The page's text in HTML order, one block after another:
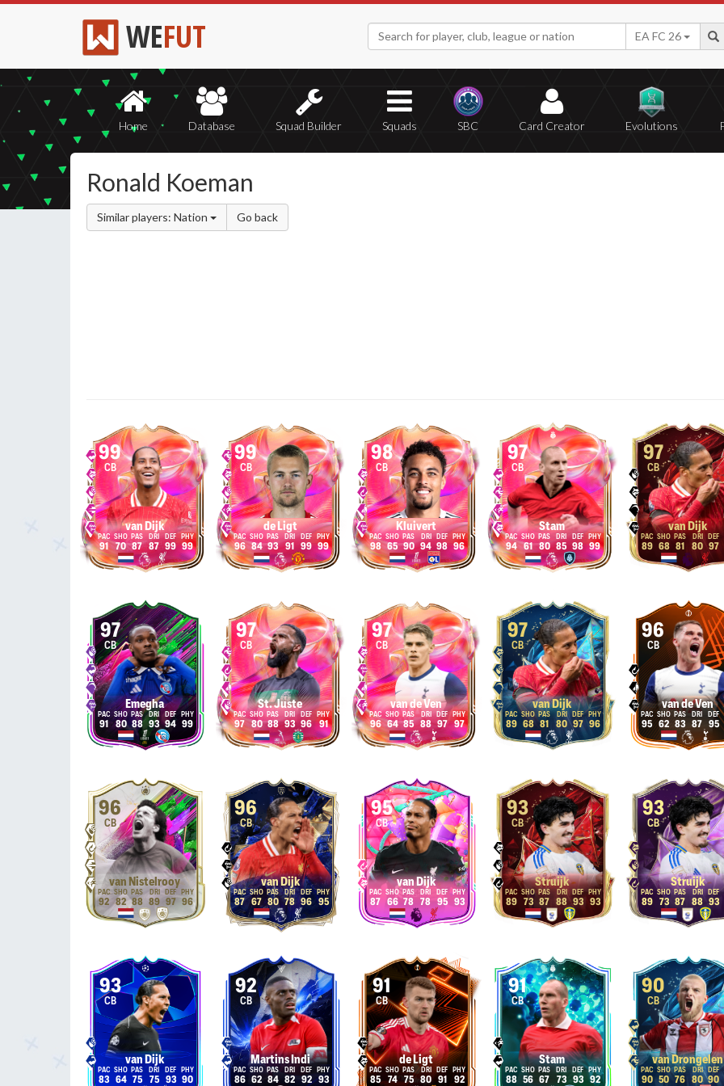
WEFUT EA FC 26
Home Database Squad Builder Squads SBC Card Creator Evolutions
Ronald Koeman
Similar players: Nation Go back
99
CB
van Dijk
91 70 87 87 99 99
99
CB
de Ligt
96 84 93 91 99 99
98
CB
Kluivert
98 65 90 94 98 96
97
CB
Stam
94 61 80 85 98 99
97
CB
van Dijk
89 68 81 80 97
97
CB
Emegha
91 80 88 93 94 99
97
CB
St. Juste
97 80 88 93 96 91
97
CB
van de Ven
96 64 85 88 97 97
97
CB
van Dijk
89 68 81 80 97 96
96
CB
van de Ven
95 62 83 87 95
96
CB
van Nistelrooy
92 82 88 89 97 96
96
CB
van Dijk
87 67 80 78 96 95
95
CB
van Dijk
87 66 78 78 95 93
93
CB
Struijk
89 73 87 88 93 93
93
CB
Struijk
89 73 87 88 93
93
CB
van Dijk
83 64 75 75 93 90
92
CB
Martins Indi
86 62 84 82 92 93
91
CB
de Ligt
85 74 75 80 91 92
91
CB
Stam
88 56 67 73 93 92
90
CB
van Drongelen
90 50 76 80 90